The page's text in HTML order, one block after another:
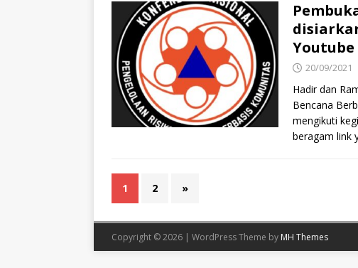
Youtube
20/09/2021
Hadir dan
Bencana
mengikuti
beragam link
1 2 »
Copyright © 2026 | WordPress Theme by MH Themes